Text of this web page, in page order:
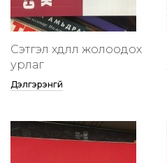
Сэтгэл хөдлөлөө жолоодох
урлаг
Дэлгэрэнгүй